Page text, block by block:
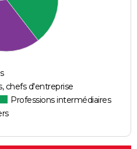
chefs d'entreprise
Professions intermédiaires